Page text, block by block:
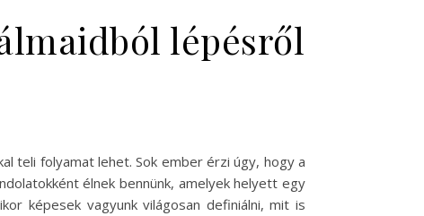
lépésről
teli folyamat lehet. Sok ember érzi úgy, hogy a
élnek bennünk, amelyek helyett egy
képesek vagyunk világosan definiálni, mit is